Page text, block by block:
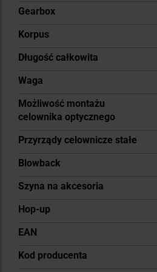
Gearbox
Korpus
Długość całkowita
Waga
Możliwość montażu
celownika optycznego
Przyrządy celownicze stałe
Blowback
Szyna na akcesoria
Hop-up
EAN
Kod producenta